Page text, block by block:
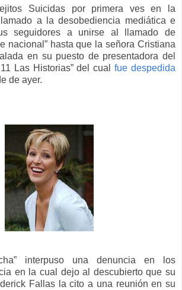
Suicidas por primera ves en la
a la desobediencia mediática e
seguidores a unirse al llamado de
nacional” hasta que la señora Cristiana
en su puesto de presentadora del
Las Historias” del cual
fue despedida
de ayer.
interpuso una denuncia en los
en la cual dejo al descubierto que su
Fallas la cito a una reunión en su